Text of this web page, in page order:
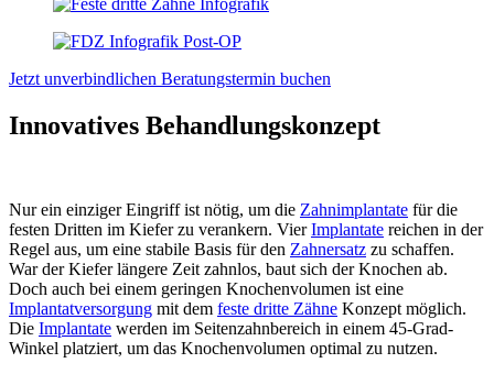
Jetzt unverbindlichen Beratungstermin buchen
Innovatives Behandlungskonzept
Nur ein einziger Eingriff ist nötig, um die Zahnimplantate für die
festen Dritten im Kiefer zu verankern. VierImplantate reichen in der
Regel aus, um eine stabile Basis für den Zahnersatz zu schaffen.
War der Kiefer längere Zeit zahnlos, baut sich der Knochen ab.
Doch auch bei einem geringen Knochenvolumen ist eine
Implantatversorgung mit dem feste dritte Zähne Konzept möglich.
Die Implantate werden im Seitenzahnbereich in einem 45-Grad-
Winkel platziert, um das Knochenvolumen optimal zu nutzen.